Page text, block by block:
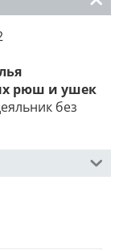
рюш и ушек
без